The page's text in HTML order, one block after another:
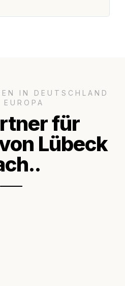
IN DEUTSCHLAND
EUROPA
für
Lübeck